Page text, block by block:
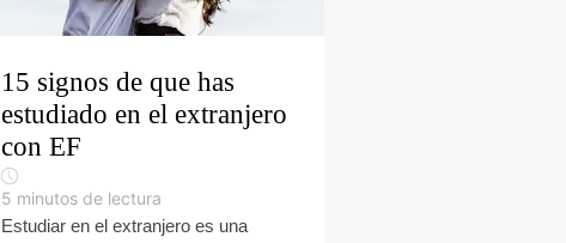
15 signos de que has
estudiado en el extranjero
con EF
5 minutos de lectura
Estudiar en el extranjero es una